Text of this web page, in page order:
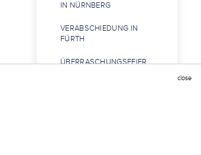
IN NÜRNBERG
VERABSCHIEDUNG IN
FÜRTH
ÜBERRASCHUNGSFEIER
close